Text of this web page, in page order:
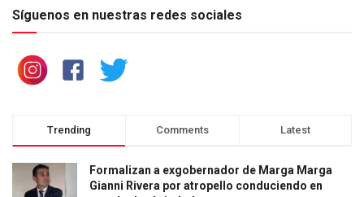
Síguenos en nuestras redes sociales
Trending Comments Latest
Formalizan a exgobernador de Marga Marga
Gianni Rivera por atropello conduciendo en